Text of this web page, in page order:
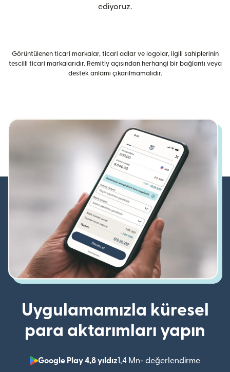
ediyoruz.
Görüntülenen ticari markalar, ticari adlar ve logolar, ilgili sahiplerinin
tescilli ticari markalarıdır. Remitly açısından herhangi bir bağlantı veya
destek anlamı çıkarılmamalıdır.
Uygulamamızla küresel
para aktarımları yapın
Google Play 4,8 yıldız1,4 Mn+ değerlendirme